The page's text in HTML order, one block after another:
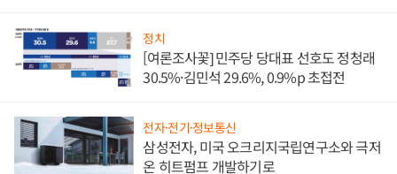
정치
[여론조사꽃] 민주당 당대표 선호도 정청래
30.5%·김민석 29.6%, 0.9%p 초접전
전자·전기·정보통신
삼성전자, 미국 오크리지국립연구소와 극저
온 히트펌프 개발하기로